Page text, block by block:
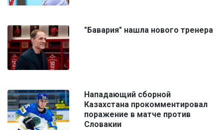
"Бавария" нашла нового тренера
Нападающий сборной
Казахстана прокомментировал
поражение в матче против
Словакии